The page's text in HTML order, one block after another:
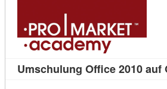
Umschulung Office 2010 auf